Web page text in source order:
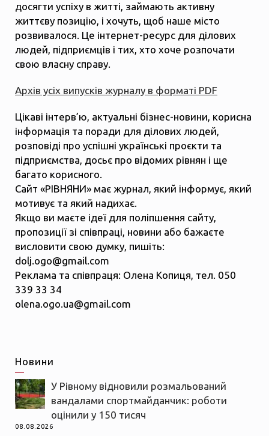
досягти успіху в житті, займають активну
життєву позицію, і хочуть, щоб наше місто
розвивалося. Це інтернет-ресурс для ділових
людей, підприємців і тих, хто хоче розпочати
свою власну справу.
Архів усіх випусків журналу в форматі PDF
Цікаві інтерв’ю, актуальні бізнес-новини, корисна
інформація та поради для ділових людей,
розповіді про успішні українські проєкти та
підприємства, досьє про відомих рівнян і ще
багато корисного.
Сайт «РІВНЯНИ» має журнал, який інформує, який
мотивує та який надихає.
Якщо ви маєте ідеї для поліпшення сайту,
пропозиції зі співпраці, новини або бажаєте
висловити свою думку, пишіть:
dolj.ogo@gmail.com
Реклама та співпраця: Олена Копиця, тел. 050
339 33 34
olena.ogo.ua@gmail.com
Новини
У Рівному відновили розмальований
вандалами спортмайданчик: роботи
оцінили у 150 тисяч
08.08.2026